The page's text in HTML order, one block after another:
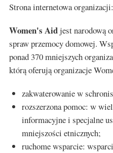
Strona internetowa organizacji:
Women's Aidjest narodową
spraw przemocy domowej.
ponad 370 mniejszych
którą oferują organizacje
zakwaterowanie w
rozszerzona pomoc: w
informacyjne i specjalne
mniejszości etnicznych;
ruchome wsparcie: